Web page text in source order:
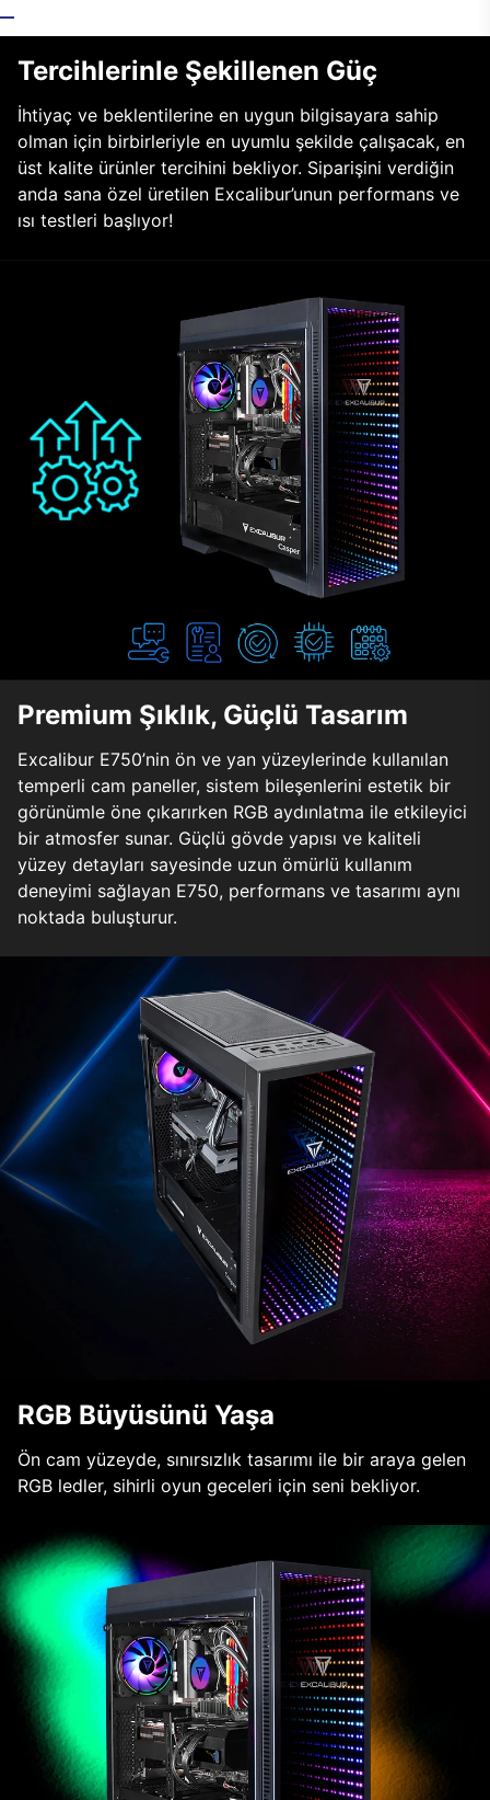
Tercihlerinle Şekillenen Güç
İhtiyaç ve beklentilerine en uygun bilgisayara sahip
olman için birbirleriyle en uyumlu şekilde çalışacak, en
üst kalite ürünler tercihini bekliyor. Siparişini verdiğin
anda sana özel üretilen Excalibur’unun performans ve
ısı testleri başlıyor!
Premium Şıklık, Güçlü Tasarım
Excalibur E750’nin ön ve yan yüzeylerinde kullanılan
temperli cam paneller, sistem bileşenlerini estetik bir
görünümle öne çıkarırken RGB aydınlatma ile etkileyici
bir atmosfer sunar. Güçlü gövde yapısı ve kaliteli
yüzey detayları sayesinde uzun ömürlü kullanım
deneyimi sağlayan E750, performans ve tasarımı aynı
noktada buluşturur.
RGB Büyüsünü Yaşa
Ön cam yüzeyde, sınırsızlık tasarımı ile bir araya gelen
RGB ledler, sihirli oyun geceleri için seni bekliyor.